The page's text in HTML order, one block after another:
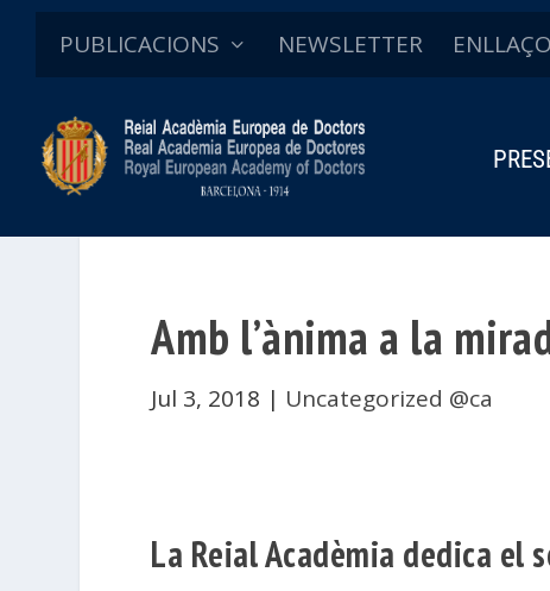
PUBLICACIONS NEWSLETTER
Amb l’ànima a la
Jul 3, 2018 | Uncategorized @ca
La Reial Acadèmia dedica el